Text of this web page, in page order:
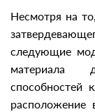
Несмотря на
следующие
материала
способностей
расположение